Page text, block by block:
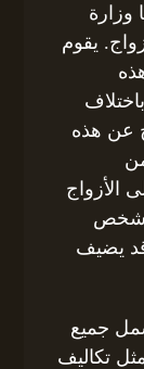
وزارة
يقوم
عن هذه
الأزواج
شخص
يضيف
جميع
تكاليف